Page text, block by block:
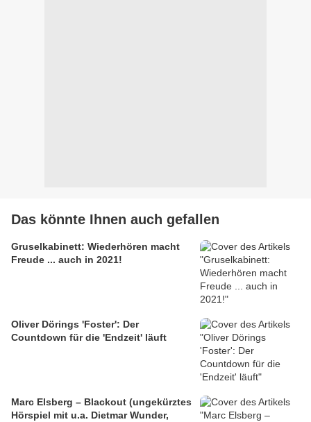
Das könnte Ihnen auch gefallen
Gruselkabinett: Wiederhören macht
Freude ... auch in 2021!
Oliver Dörings 'Foster': Der
Countdown für die 'Endzeit' läuft
Marc Elsberg – Blackout (ungekürztes
Hörspiel mit u.a. Dietmar Wunder,